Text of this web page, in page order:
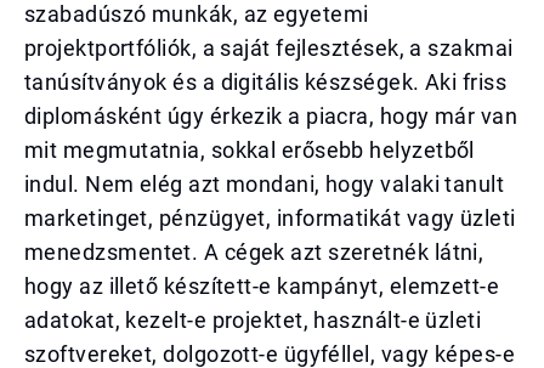
szabadúszó munkák, az egyetemi
projektportfóliók, a saját fejlesztések, a szakmai
tanúsítványok és a digitális készségek. Aki friss
diplomásként úgy érkezik a piacra, hogy már van
mit megmutatnia, sokkal erősebb helyzetből
indul. Nem elég azt mondani, hogy valaki tanult
marketinget, pénzügyet, informatikát vagy üzleti
menedzsmentet. A cégek azt szeretnék látni,
hogy az illető készített-e kampányt, elemzett-e
adatokat, kezelt-e projektet, használt-e üzleti
szoftvereket, dolgozott-e ügyféllel, vagy képes-e